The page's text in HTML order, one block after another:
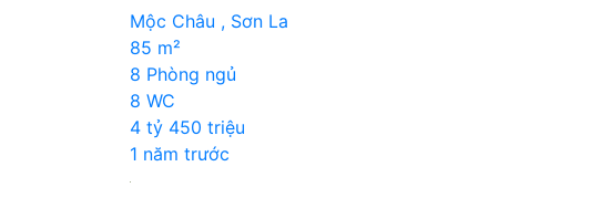
Mộc Châu , Sơn La
85 m²
8 Phòng ngủ
8 WC
4 tỷ 450 triệu
1 năm trước